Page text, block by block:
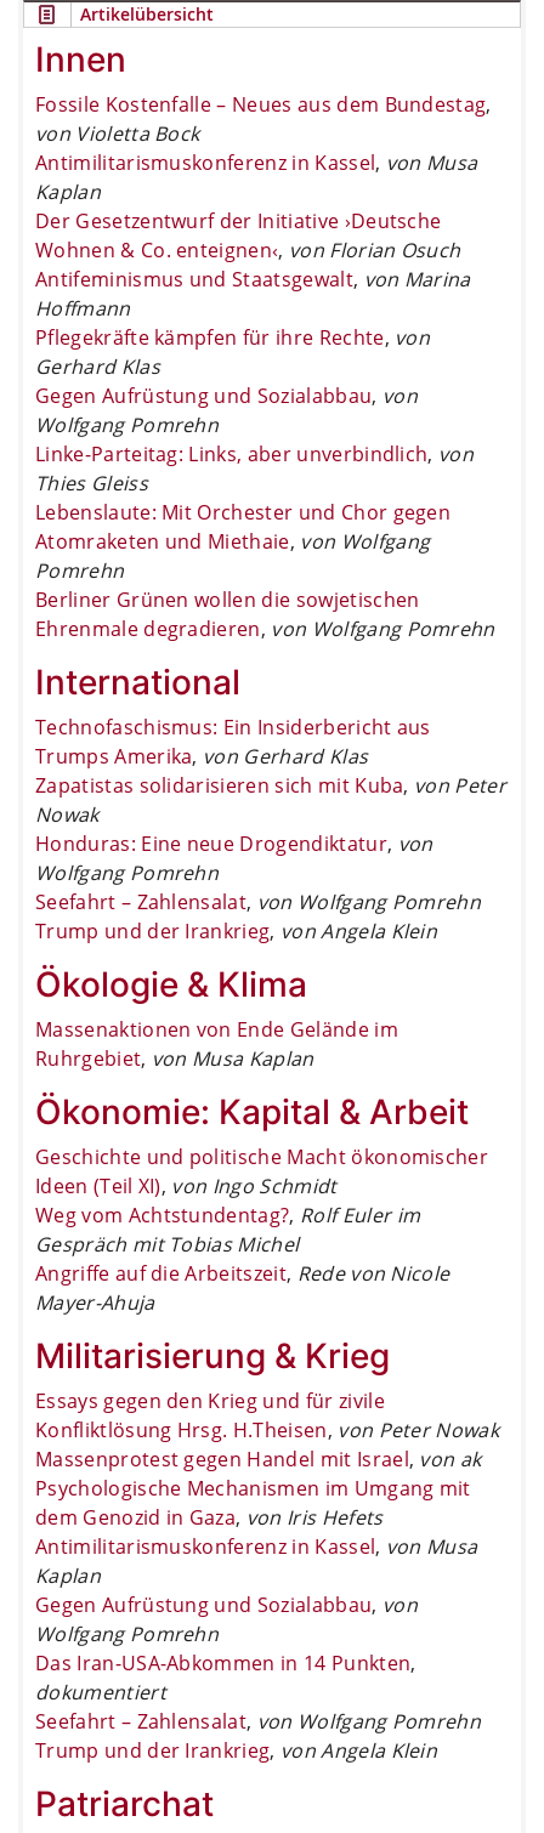
Artikelübersicht
Innen
Fossile Kostenfalle – Neues aus dem Bundestag,
von Violetta Bock
Antimilitarismuskonferenz in Kassel, von Musa
Kaplan
Der Gesetzentwurf der Initiative ›Deutsche
Wohnen & Co. enteignen‹, von Florian Osuch
Antifeminismus und Staatsgewalt, von Marina
Hoffmann
Pflegekräfte kämpfen für ihre Rechte, von
Gerhard Klas
Gegen Aufrüstung und Sozialabbau, von
Wolfgang Pomrehn
Linke-Parteitag: Links, aber unverbindlich, von
Thies Gleiss
Lebenslaute: Mit Orchester und Chor gegen
Atomraketen und Miethaie, von Wolfgang
Pomrehn
Berliner Grünen wollen die sowjetischen
Ehrenmale degradieren, von Wolfgang Pomrehn
International
Technofaschismus: Ein Insiderbericht aus
Trumps Amerika, von Gerhard Klas
Zapatistas solidarisieren sich mit Kuba, von Peter
Nowak
Honduras: Eine neue Drogendiktatur, von
Wolfgang Pomrehn
Seefahrt – Zahlensalat, von Wolfgang Pomrehn
Trump und der Irankrieg, von Angela Klein
Ökologie & Klima
Massenaktionen von Ende Gelände im
Ruhrgebiet, von Musa Kaplan
Ökonomie: Kapital & Arbeit
Geschichte und politische Macht ökonomischer
Ideen (Teil XI), von Ingo Schmidt
Weg vom Achtstundentag?, Rolf Euler im
Gespräch mit Tobias Michel
Angriffe auf die Arbeitszeit, Rede von Nicole
Mayer-Ahuja
Militarisierung & Krieg
Essays gegen den Krieg und für zivile
Konfliktlösung Hrsg. H.Theisen, von Peter Nowak
Massenprotest gegen Handel mit Israel, von ak
Psychologische Mechanismen im Umgang mit
dem Genozid in Gaza, von Iris Hefets
Antimilitarismuskonferenz in Kassel, von Musa
Kaplan
Gegen Aufrüstung und Sozialabbau, von
Wolfgang Pomrehn
Das Iran-USA-Abkommen in 14 Punkten,
dokumentiert
Seefahrt – Zahlensalat, von Wolfgang Pomrehn
Trump und der Irankrieg, von Angela Klein
Patriarchat